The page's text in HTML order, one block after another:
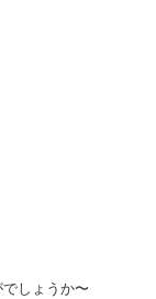
しょうか〜